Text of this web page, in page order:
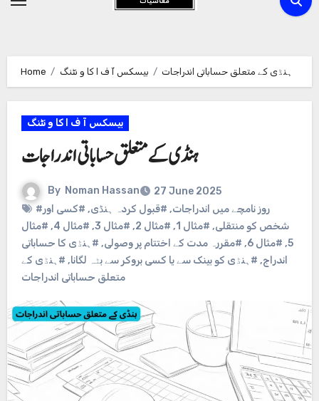
Content
Home بیسکس آ ف ا کا و نٹنگ ہنڈی کے متعلق حساباتی اندراجات
بیسکس آ ف ا کا و نٹنگ
ہنڈی کے متعلق حساباتی اندراجات
By Noman Hassan
27 June 2025
#روز نامچے میں اندراجات, #قبول کردہ ہنڈی, #کسی اور
شخص کو منتقلی, #مثال 1 , #مثال 2 , #مثال 3 , #مثال 4 , #مثال
5
, #مثال 6 , #مقررہ مدت کے اختتام پر وصولی, #ہنڈی کا حساباتی
اندراج, #ہنڈی کو بینک سے یا کسی بروکر سے بٹہ لگانا, #ہنڈی کے
متعلق حساباتی اندراجات